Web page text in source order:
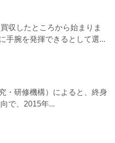
収したところから始まりま
手腕を発揮できるとして選...
・研修機構）によると、終身
で、2015年...